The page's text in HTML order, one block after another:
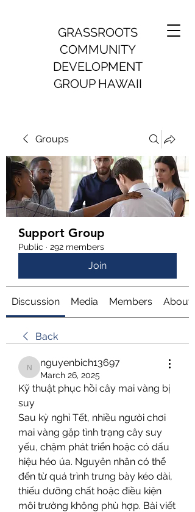
GRASSROOTS
COMMUNITY
DEVELOPMENT
GROUP HAWAII
Groups
Support Group
Public · 292 members
Join
Discussion Media Members About
Back
nguyenbich13697
nguyenbich13697
March 26, 2025
Kỹ thuật phục hồi cây mai vàng bị
suy
Sau kỳ nghỉ Tết, nhiều người chơi
mai vàng gặp tình trạng cây suy
yếu, chậm phát triển hoặc có dấu
hiệu héo úa. Nguyên nhân có thể
đến từ quá trình trưng bày kéo dài,
thiếu dưỡng chất hoặc điều kiện
môi trường không phù hợp. Bài viết